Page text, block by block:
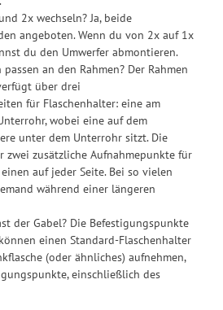
2x wechseln? Ja, beide
angeboten. Wenn du von 2x auf 1x
du den Umwerfer abmontieren.
an den Rahmen? Der Rahmen
über drei
für Flaschenhalter: eine am
wobei eine auf dem
unter dem Unterrohr sitzt. Die
zwei zusätzliche Aufnahmepunkte für
auf jeder Seite. Bei so vielen
während einer längeren
der Gabel? Die Befestigungspunkte
einen Standard-Flaschenhalter
(oder ähnliches) aufnehmen,
einschließlich des